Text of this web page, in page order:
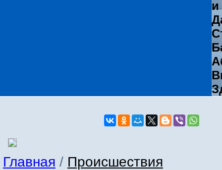
Главная / Происшествия